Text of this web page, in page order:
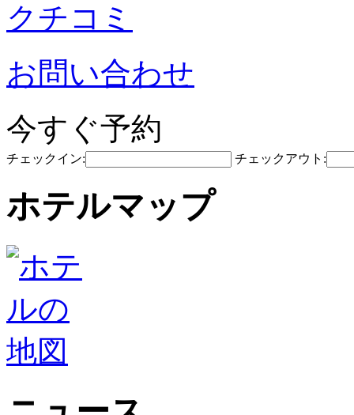
クチコミ
お問い合わせ
今すぐ予約
チェックイン: チェックアウト:
ホテルマップ